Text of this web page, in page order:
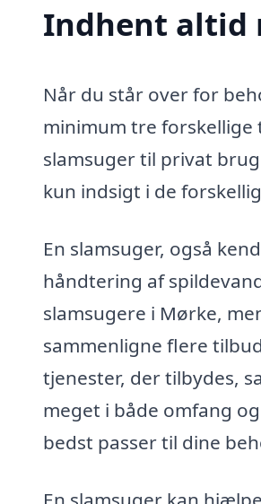
Indhent altid
Når du står over for
minimum tre
slamsuger til privat
kun indsigt i de
En slamsuger, også
håndtering af
slamsugere i Mørke,
sammenligne flere
tjenester, der tilbydes,
meget i både omfang
bedst passer til dine